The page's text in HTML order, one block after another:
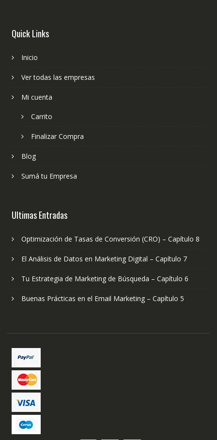
Quick Links
Inicio
Ver todas las empresas
Mi cuenta
Carrito
Finalizar Compra
Blog
Sumá tu Empresa
Ultimas Entradas
Optimización de Tasas de Conversión (CRO) – Capítulo 8
El Análisis de Datos en Marketing Digital – Capítulo 7
Tu Estrategia de Marketing de Búsqueda – Capítulo 6
Buenas Prácticas en el Email Marketing – Capítulo 5